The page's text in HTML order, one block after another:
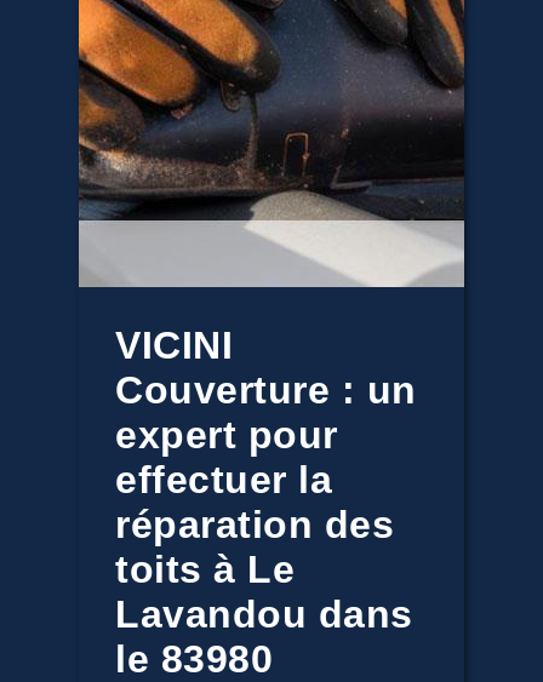
VICINI
Couverture : un
expert pour
effectuer la
réparation des
toits à Le
Lavandou dans
le 83980